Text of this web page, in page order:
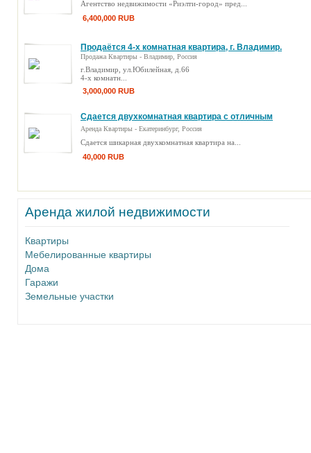
Агентство недвижимости «Риэлти-город» пред...
6,400,000 RUB
Продаётся 4-х комнатная квартира, г. Владимир.
Продажа Квартиры - Владимир, Россия
г.Владимир, ул.Юбилейная, д.66
4-х комнатн...
3,000,000 RUB
Сдается двухкомнатная квартира с отличным
ремонтом
Аренда Квартиры - Екатеринбург, Россия
Сдается шикарная двухкомнатная квартира на...
40,000 RUB
Аренда жилой недвижимости
Квартиры
Мебелированные квартиры
Дома
Гаражи
Земельные участки